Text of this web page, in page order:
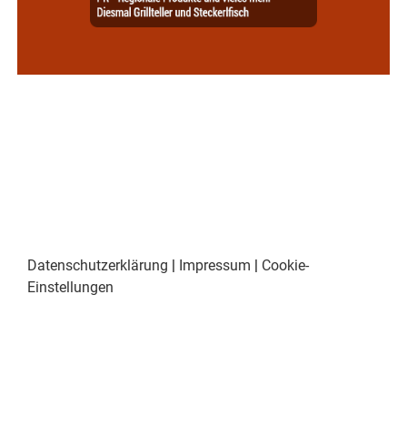
Datenschutzerklärung | Impressum | Cookie-
Einstellungen